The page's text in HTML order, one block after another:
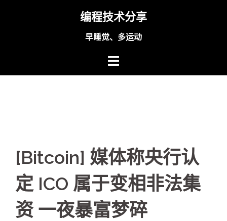
编程技术分享
早睡觉、多运动
[Bitcoin] 媒体称央行认
定 ICO 属于变相非法集
资 一夜暴富梦碎